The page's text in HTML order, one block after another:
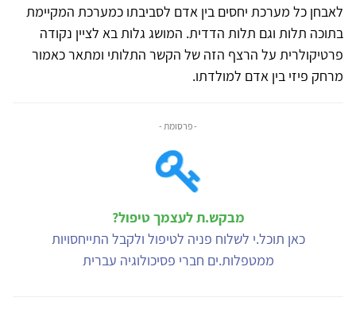
לאבחן כל מערכת יחסים בין אדם לסביבתו כמערכת המקיימת
בתוכה תלות וגם תלות הדדית. המושג גלות בא לציין נקודה
פרטיקולרית על הרצף הזה של הקשר התלותי ומתאר כאמור
מרחק פיזי בין אדם למולדתו.
- פרסומת -
מבקש.ת לעצמך טיפול?
כאן תוכל.י לשלוח פניה לטיפול ולקבל התייחסויות
ממטפלות.ים חברי פסיכולוגיה עברית